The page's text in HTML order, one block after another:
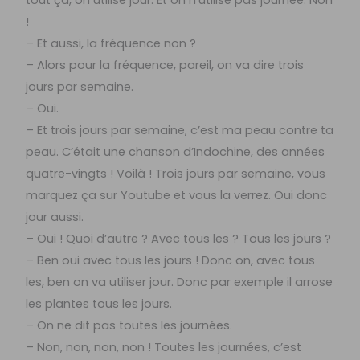
!
– Et aussi, la fréquence non ?
– Alors pour la fréquence, pareil, on va dire trois
jours par semaine.
– Oui.
– Et trois jours par semaine, c’est ma peau contre ta
peau. C’était une chanson d’Indochine, des années
quatre-vingts ! Voilà ! Trois jours par semaine, vous
marquez ça sur Youtube et vous la verrez. Oui donc
jour aussi.
– Oui ! Quoi d’autre ? Avec tous les ? Tous les jours ?
– Ben oui avec tous les jours ! Donc on, avec tous
les, ben on va utiliser jour. Donc par exemple il arrose
les plantes tous les jours.
– On ne dit pas toutes les journées.
– Non, non, non, non ! Toutes les journées, c’est